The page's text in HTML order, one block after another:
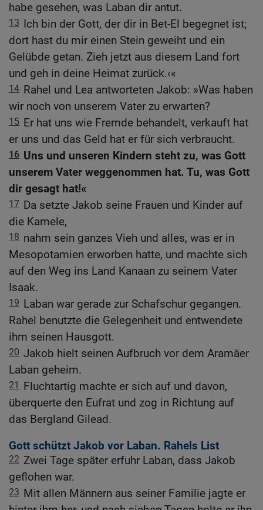
habe gesehen, was Laban dir antut.
13 Ich bin der Gott, der dir in Bet-El begegnet ist;
dort hast du mir einen Stein geweiht und ein
Gelübde getan. Zieh jetzt aus diesem Land fort
und geh in deine Heimat zurück.‹«
14 Rahel und Lea antworteten Jakob: »Was haben
wir noch von unserem Vater zu erwarten?
15 Er hat uns wie Fremde behandelt, verkauft hat
er uns und das Geld hat er für sich verbraucht.
16 Uns und unseren Kindern steht zu, was Gott
unserem Vater weggenommen hat. Tu, was Gott
dir gesagt hat!«
17 Da setzte Jakob seine Frauen und Kinder auf
die Kamele,
18 nahm sein ganzes Vieh und alles, was er in
Mesopotamien erworben hatte, und machte sich
auf den Weg ins Land Kanaan zu seinem Vater
Isaak.
19 Laban war gerade zur Schafschur gegangen.
Rahel benutzte die Gelegenheit und entwendete
ihm seinen Hausgott.
20 Jakob hielt seinen Aufbruch vor dem Aramäer
Laban geheim.
21
Fluchtartig machte er sich auf und davon,
überquerte den Eufrat und zog in Richtung auf
das Bergland Gilead.
Gott schützt Jakob vor Laban. Rahels List
22 Zwei Tage später erfuhr Laban, dass Jakob
geflohen war.
23 Mit allen Männern aus seiner Familie jagte er